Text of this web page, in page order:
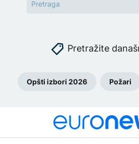
Pretražite
Opšti izbori 2026 Požari